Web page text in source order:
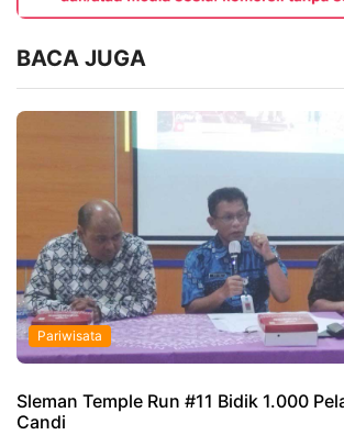
BACA JUGA
Pariwisata
Sleman Temple Run #11 Bidik 1.000
Candi